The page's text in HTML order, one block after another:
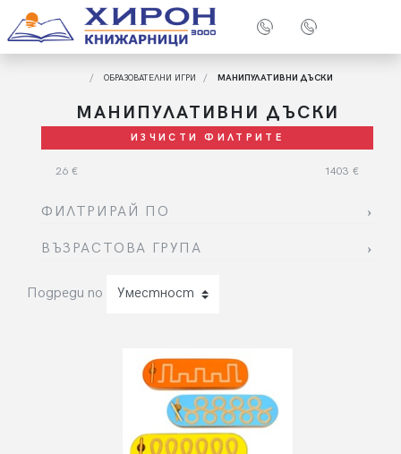
ОБРАЗОВАТЕЛНИ ИГРИ МАНИПУЛАТИВНИ ДЪСКИ
МАНИПУЛАТИВНИ ДЪСКИ
ИЗЧИСТИ ФИЛТРИТЕ
26 € 1403 €
ФИЛТРИРАЙ ПО
ВЪЗРАСТОВА ГРУПА
Подреди по Уместност